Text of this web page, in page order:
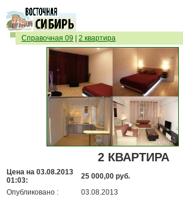
Справочная 09 2 квартира
2 КВАРТИРА
Цена на 03.08.2013
01:03:
25 000,00 руб.
Опубликовано :
03.08.2013